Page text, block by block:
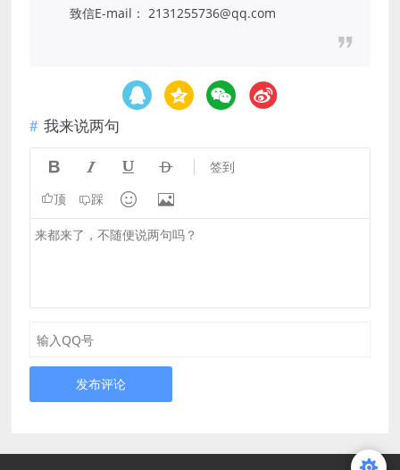
致信E-mail： 2131255736@qq.com
我来说两句
    签到
顶 踩  
发布评论